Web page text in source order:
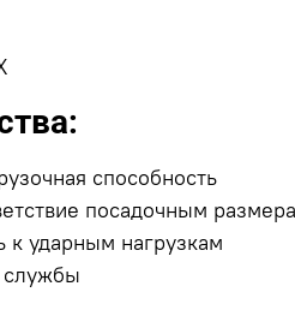
способность
посадочным
к ударным нагрузкам
службы